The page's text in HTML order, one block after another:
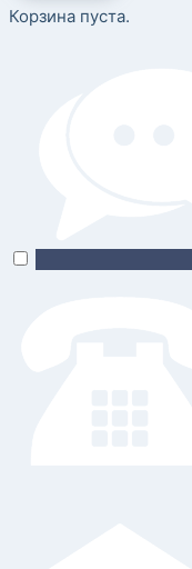
Корзина пуста.